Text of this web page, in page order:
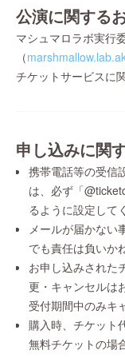
公演に関する
マシュマロラボ実行
（
チケットサービスに
申し込みに関
携帯電話等の受信
は、必ず「
るように設定して
メールが届かない
でも責任は負いか
お申し込みされた
更・キャンセルは
受付期間中のみキ
購入時、チケット
無料チケットの場